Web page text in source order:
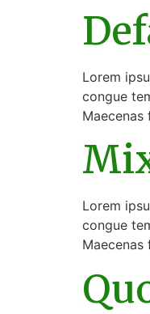
Lorem
congue
Lorem
congue